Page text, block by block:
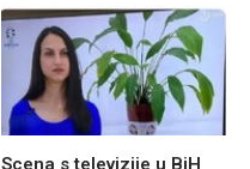
Scena s televizije u BiH